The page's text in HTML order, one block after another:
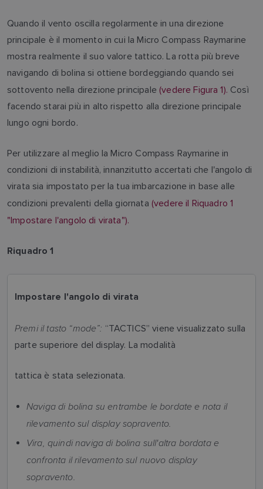
Quando il vento oscilla regolarmente in una direzione
principale è il momento in cui la Micro Compass Raymarine
mostra realmente il suo valore tattico. La rotta più breve
navigando di bolina si ottiene bordeggiando quando sei
sottovento nella direzione principale (vedere Figura 1). Così
facendo starai più in alto rispetto alla direzione principale
lungo ogni bordo.
Per utilizzare al meglio la Micro Compass Raymarine in
condizioni di instabilità, innanzitutto accertati che l'angolo di
virata sia impostato per la tua imbarcazione in base alle
condizioni prevalenti della giornata (vedere il Riquadro 1
"Impostare l'angolo di virata").
Riquadro 1
Impostare l'angolo di virata
Premi il tasto “mode”: “TACTICS” viene visualizzato sulla
parte superiore del display. La modalità
tattica è stata selezionata.
Naviga di bolina su entrambe le bordate e nota il
rilevamento sul display sopravento.
Vira, quindi naviga di bolina sull'altra bordata e
confronta il rilevamento sul nuovo display
sopravento.